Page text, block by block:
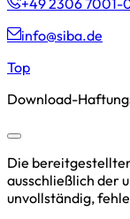
info@siba.de
Top
Download-
Die
ausschließlich der
unvollständig,